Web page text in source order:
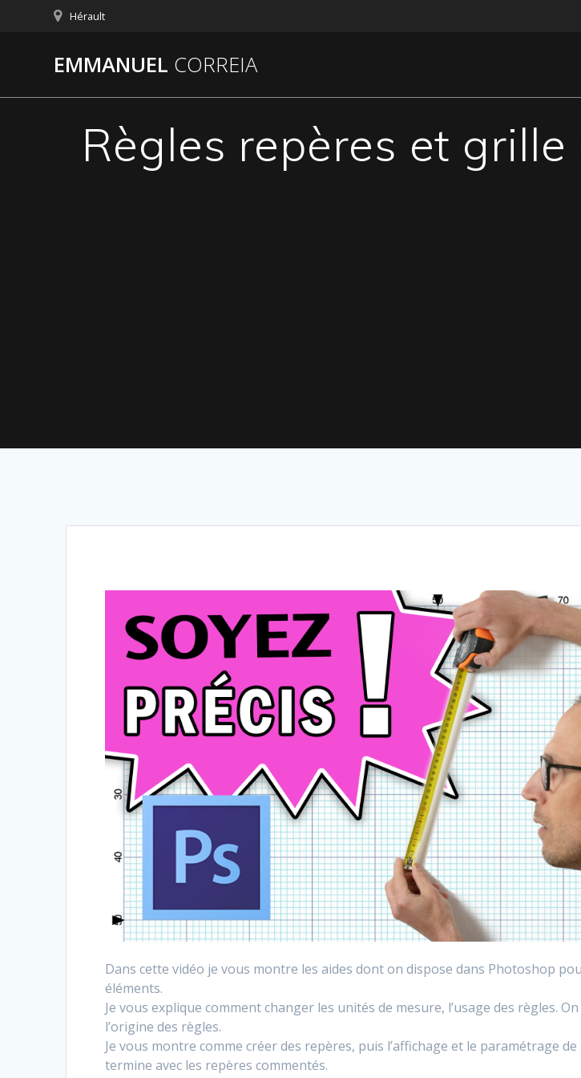
Hérault
EMMANUEL CORREIA
Règles repères et
Dans cette vidéo je vous montre les aides dont on dispose dans Photoshop
éléments.
Je vous explique comment changer les unités de mesure, l’usage des règles.
l’origine des règles.
Je vous montre comme créer des repères, puis l’affichage et le paramétrage
termine avec les repères commentés.